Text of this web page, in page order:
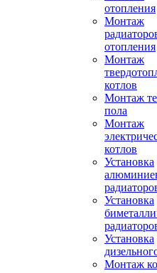
отопления
Монтаж
отопления
Монтаж
котлов
Монтаж
пола
Монтаж
котлов
Установка
Установка
Установка
Монтаж